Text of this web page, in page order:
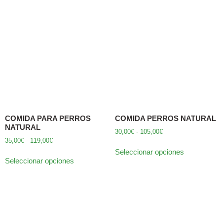
COMIDA PARA PERROS
NATURAL
35,00€ - 119,00€
Seleccionar opciones
COMIDA PERROS NATURAL
30,00€ - 105,00€
Seleccionar opciones